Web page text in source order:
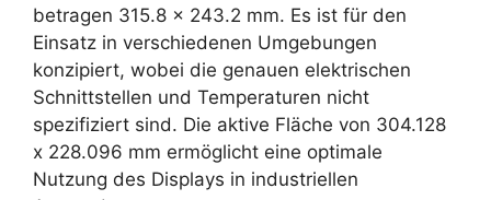
betragen 315.8 x 243.2 mm. Es ist für den
Einsatz in verschiedenen Umgebungen
konzipiert, wobei die genauen elektrischen
Schnittstellen und Temperaturen nicht
spezifiziert sind. Die aktive Fläche von 304.128
x 228.096 mm ermöglicht eine optimale
Nutzung des Displays in industriellen